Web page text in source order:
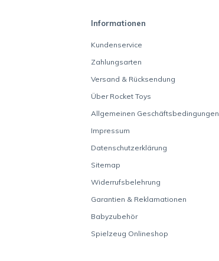
Informationen
Kundenservice
Zahlungsarten
Versand & Rücksendung
Über Rocket Toys
Allgemeinen Geschäftsbedingungen
Impressum
Datenschutzerklärung
Sitemap
Widerrufsbelehrung
Garantien & Reklamationen
Babyzubehör
Spielzeug Onlineshop